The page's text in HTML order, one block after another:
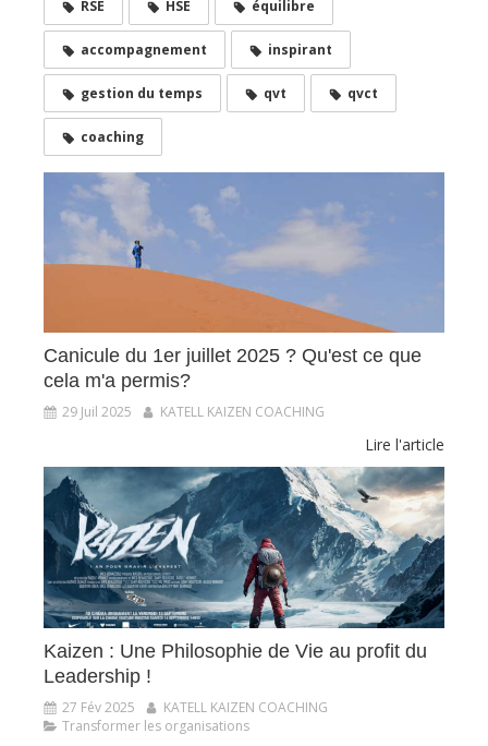
RSE HSE équilibre
accompagnement inspirant
gestion du temps qvt qvct
coaching
Canicule du 1er juillet 2025 ? Qu'est ce que
cela m'a permis?
29 Juil 2025 KATELL KAIZEN COACHING
Lire l'article
​​​​​​​Kaizen : Une Philosophie de Vie au profit du
Leadership !
27 Fév 2025
KATELL KAIZEN COACHING
Transformer les organisations